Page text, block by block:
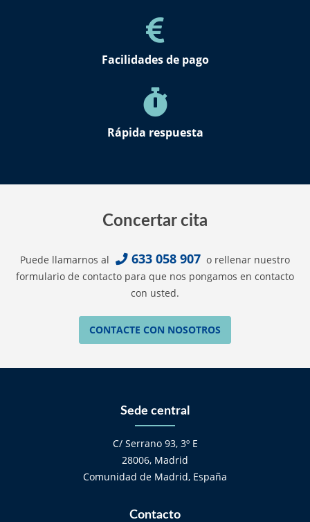
Facilidades de pago
Rápida respuesta
Concertar cita
Puede llamarnos al 633 058 907 o rellenar nuestro
formulario de contacto para que nos pongamos en contacto
con usted.
CONTACTE CON NOSOTROS
Sede central
C/ Serrano 93, 3º E
28006, Madrid
Comunidad de Madrid, España
Contacto